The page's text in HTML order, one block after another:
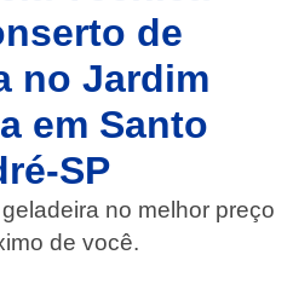
de
no Jardim
em Santo
SP
no melhor preço
de você.